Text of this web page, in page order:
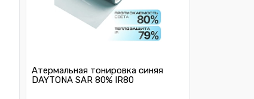
Атермальная тонировка синяя
DAYTONA SAR 80% IR80